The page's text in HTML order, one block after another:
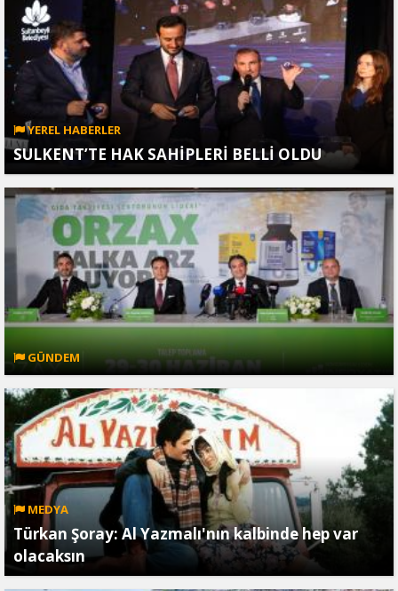
YEREL HABERLER
SULKENT’TE HAK SAHİPLERİ BELLİ OLDU
GÜNDEM
MEDYA
Türkan Şoray: Al Yazmalı'nın kalbinde hep var
olacaksın